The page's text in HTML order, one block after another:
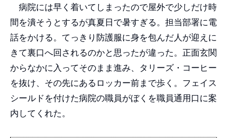
病院には早く着いてしまったので屋外で少しだけ時
間を潰そうとするが真夏日で暑すぎる。担当部署に電
話をかける。てっきり防護服に身を包んだ人が迎えに
きて裏口へ回されるのかと思ったが違った。正面玄関
からなかに入ってそのまま進み、タリーズ・コーヒー
を抜け、その先にあるロッカー前まで歩く。フェイス
シールドを付けた病院の職員がぼくを職員通用口に案
内してくれた。